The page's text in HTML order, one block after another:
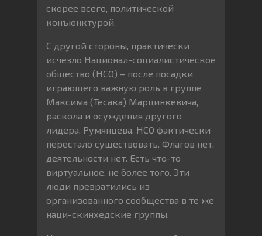
скорее всего, политической
конъюнктурой.
С другой стороны, практически
исчезло Национал-социалистическое
общество (НСО) – после посадки
играющего важную роль в группе
Максима (Тесака) Марцинкевича,
раскола и осуждения другого
лидера, Румянцева, НСО фактически
перестало существовать. Флагов нет,
деятельности нет. Есть что-то
виртуальное, не более того. Эти
люди превратились из
организованного сообщества в те же
наци-скинхедские группы.